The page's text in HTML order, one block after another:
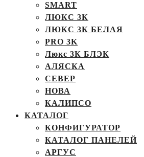
SMART
ЛЮКС 3К
ЛЮКС 3К БЕЛАЯ
PRO 3K
Люкс 3К БЛЭК
АЛЯСКА
СЕВЕР
НОВА
КАЛИПСО
КАТАЛОГ
КОНФИГУРАТОР
КАТАЛОГ ПАНЕЛЕЙ
АРГУС